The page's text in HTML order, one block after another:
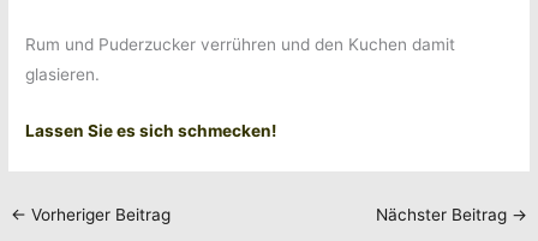
Rum und Puderzucker verrühren und den Kuchen damit
glasieren.
Lassen Sie es sich schmecken!
← Vorheriger Beitrag Nächster Beitrag →